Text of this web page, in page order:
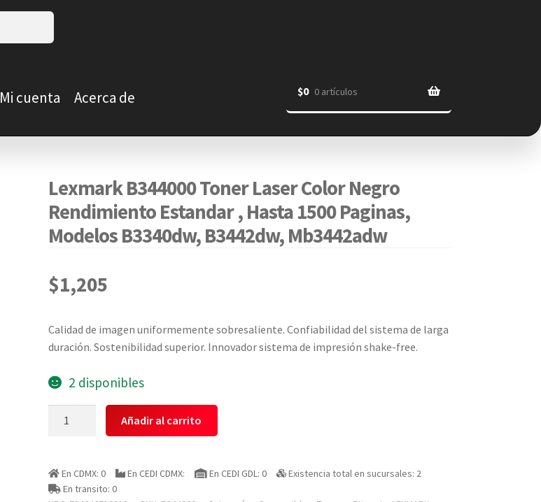
Mi cuenta Acerca de $0 0 artículos
Lexmark B344000 Toner Laser Color Negro
Rendimiento Estandar , Hasta 1500 Paginas,
Modelos B3340dw, B3442dw, Mb3442adw
$1,205
Calidad de imagen uniformemente sobresaliente. Confiabilidad del sistema de larga
duración. Sostenibilidad superior. Innovador sistema de impresión shake-free.
2 disponibles
Laser
Color
Añadir al carrito
En CDMX: 0 En CEDI CDMX: En CEDI GDL: 0
Existencia total en sucursales: 2
En transito: 0